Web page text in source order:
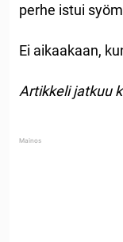
perhe istui
Ei aikaakaan,
Artikkeli jatkuu